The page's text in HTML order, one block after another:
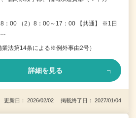
：00 （2）8：00～17：00 【共通】 ※1日
…
業法第14条による※例外事由2号）
詳細を見る
更新日： 2026/02/02 掲載終了日： 2027/01/04